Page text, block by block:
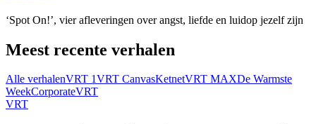
‘Spot On!’, vier afleveringen over angst, liefde en luidop jezelf zijn
Meest recente verhalen
Alle verhalenVRT 1VRT CanvasKetnetVRT MAXDe Warmste
WeekCorporateVRT
VRT